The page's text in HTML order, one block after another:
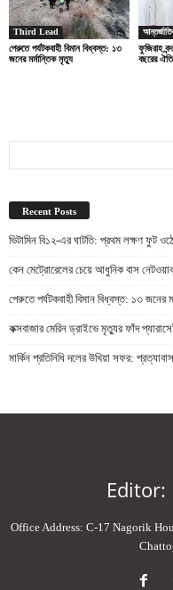
Third Lead
পেরুতে পর্যটকবাহী বিমান বিধ্বস্ত: ১৩
জনের মর্মান্তিক মৃত্যু
ফুজিরাহ
বছরের
Recent Posts
ভিটামিন বি১২-এর ঘাটতি: প্রথম লক্ষণ ফুট
কেন মেট্রোরেলের চেয়ে আধুনিক বাস
পেরুতে পর্যটকবাহী বিমান বিধ্বস্ত: ১৩ জনের
কক্সবাজার মেরিন ড্রাইভে মৃত্যুর ফাঁদ
মার্কিন প্রতিনিধি দলের উখিয়া সফর:
Editor:
Office Address: C-17 Nagorik